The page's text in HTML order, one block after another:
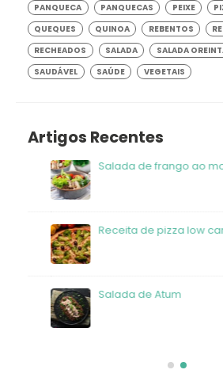
PANQUECA
PANQUECAS PEIXE
QUEQUES
QUINOA REBENTOS
RECHEADOS
SALADA SALADA
SAUDÁVEL
SAÚDE VEGETAIS
Artigos Recentes
Salada de frango ao molho
Receita de pizza low carb
Salada de Atum